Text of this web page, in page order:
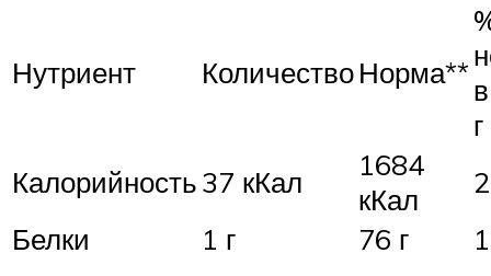
Нутриент КоличествоНорма**
г
Калорийность37 кКал
1684
кКал
Белки
1 г 76 г